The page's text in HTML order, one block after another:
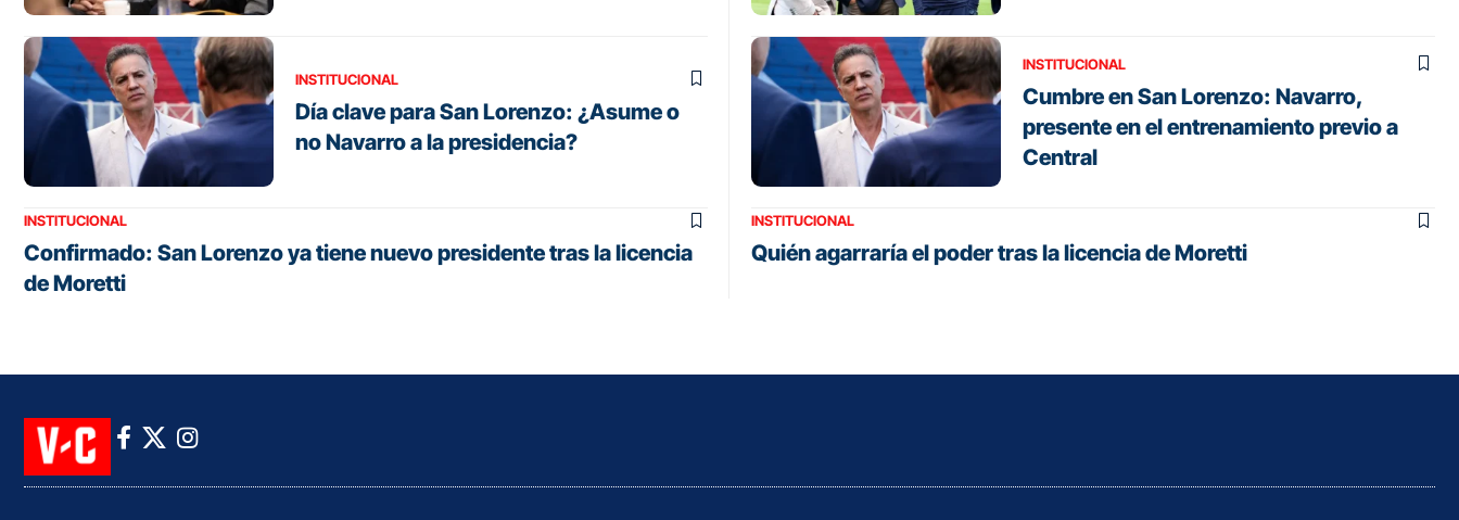
INSTITUCIONAL
Día clave para San Lorenzo: ¿Asume o
no Navarro a la presidencia?
INSTITUCIONAL
Cumbre en San Lorenzo: Navarro,
presente en el entrenamiento previo a
Central
INSTITUCIONAL
Confirmado: San Lorenzo ya tiene nuevo presidente tras la licencia
de Moretti
INSTITUCIONAL
Quién agarraría el poder tras la licencia de Moretti